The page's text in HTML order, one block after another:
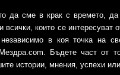
да сме в крак с времето,
всички, които се интересуват
в коя точка на
Бъдете част от
истории, мнения, успехи